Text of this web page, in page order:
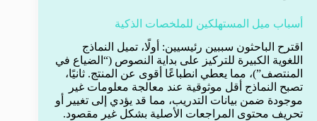
أسباب ميل المستهلكين للملخصات الذكية
اقترح الباحثون سببين رئيسيين: أولًا، تميل النماذج
اللغوية الكبيرة للتركيز على بداية النصوص (“الضياع في
المنتصف”)، مما يعطي انطباعًا أقوى عن المنتج. ثانيًا،
تصبح النماذج أقل موثوقية عند معالجة معلومات غير
موجودة ضمن بيانات التدريب، مما قد يؤدي إلى تغيير أو
تحريف محتوى المراجعات الأصلية بشكل غير مقصود.